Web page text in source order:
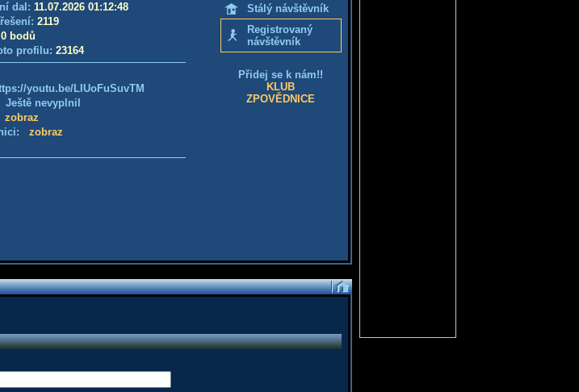
dal: 11.07.2026 01:12:48
2119
0 bodů
profilu: 23164
youtu.be/LIUoFuSuvTM
nevyplnil
zobraz
zobraz
Stálý návštěvník
Registrovaný
návštěvník
Přidej se k nám!!
KLUB
ZPOVĚDNICE